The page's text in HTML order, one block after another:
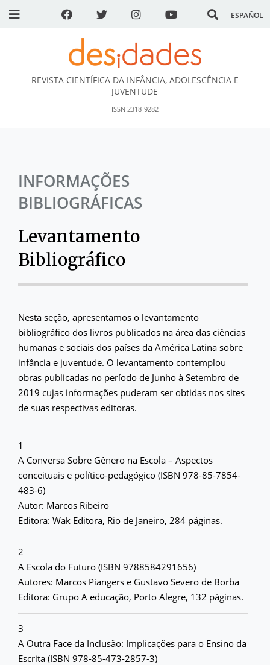
ESPAÑOL
DESidades
REVISTA CIENTÍFICA DA INFÂNCIA, ADOLESCÊNCIA E
JUVENTUDE
ISSN 2318-9282
INFORMAÇÕES
BIBLIOGRÁFICAS
Levantamento
Bibliográfico
Nesta seção, apresentamos o levantamento
bibliográfico dos livros publicados na área das ciências
humanas e sociais dos países da América Latina sobre
infância e juventude. O levantamento contemplou
obras publicadas no período de Junho à Setembro de
2019 cujas informações puderam ser obtidas nos sites
de suas respectivas editoras.
1
A Conversa Sobre Gênero na Escola – Aspectos
conceituais e político-pedagógico (ISBN 978-85-7854-
483-6)
Autor: Marcos Ribeiro
Editora: Wak Editora, Rio de Janeiro, 284 páginas.
2
A Escola do Futuro (ISBN 9788584291656)
Autores: Marcos Piangers e Gustavo Severo de Borba
Editora: Grupo A educação, Porto Alegre, 132 páginas.
3
A Outra Face da Inclusão: Implicações para o Ensino da
Escrita (ISBN 978-85-473-2857-3)